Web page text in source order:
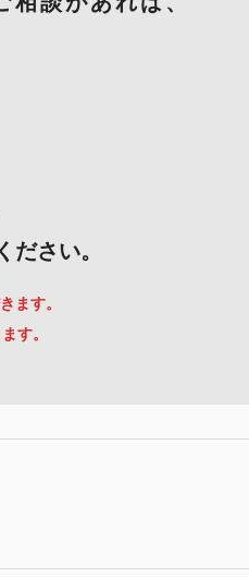
さい。
ます。
す。